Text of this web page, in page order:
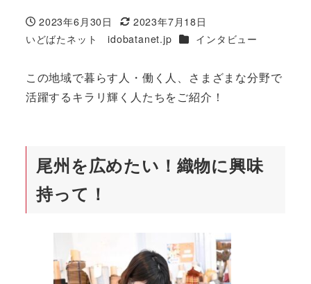
投稿日
2023年6月30日
更新日
2023年7月18日
著
いどばたネット idobatanet.jp カテゴリー
インタビュー
この地域で暮らす人・働く人、さまざまな分野で
活躍するキラリ輝く人たちをご紹介！
尾州を広めたい！織物に興味
持って！